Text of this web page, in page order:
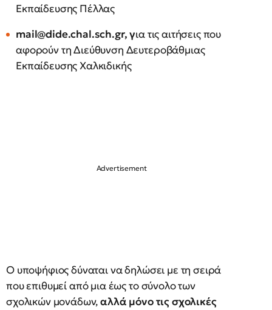
Εκπαίδευσης Πέλλας
mail@dide.chal.sch.gr, για τις αιτήσεις που
αφορούν τη Διεύθυνση Δευτεροβάθμιας
Εκπαίδευσης Χαλκιδικής
Ο υποψήφιος δύναται να δηλώσει με τη σειρά
που επιθυμεί από μια έως το σύνολο των
σχολικών μονάδων,αλλά μόνο τις σχολικές